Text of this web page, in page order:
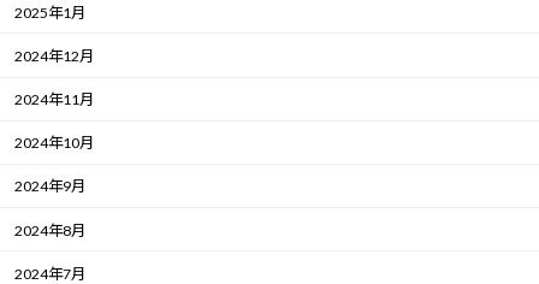
2025年1月
2024年12月
2024年11月
2024年10月
2024年9月
2024年8月
2024年7月